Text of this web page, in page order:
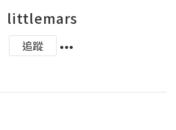
littlemars
追蹤